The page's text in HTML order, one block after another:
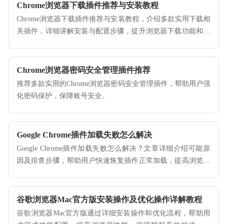
Chrome浏览器下载插件推荐与安装教程
Chrome浏览器下载插件推荐与安装教程，介绍多款实用下载相
关插件，详细讲解安装与配置步骤，提升浏览器下载功能和效
Chrome浏览器密码安全管理插件推荐
推荐多款实用的Chrome浏览器密码安全管理插件，帮助用户强
化密码保护，保障账号安全。
Google Chrome插件加载失败怎么解决
Google Chrome插件加载失败怎么解决？文章详细介绍可能原
因及排查步骤，帮助用户快速恢复插件正常加载，提高浏览器
谷歌浏览器Mac官方版安装操作及优化操作详解教程
谷歌浏览器Mac官方版通过详细安装操作和优化流程，帮助用